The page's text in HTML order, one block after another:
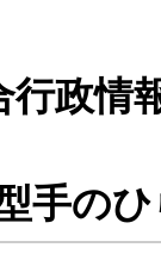
政情
手の